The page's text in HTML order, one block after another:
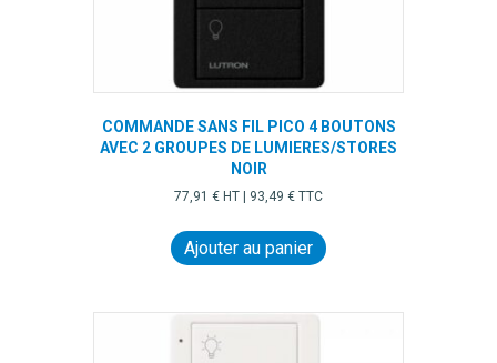
COMMANDE SANS FIL PICO 4 BOUTONS
AVEC 2 GROUPES DE LUMIERES/STORES
NOIR
77,91 € HT | 93,49 € TTC
Ajouter au panier